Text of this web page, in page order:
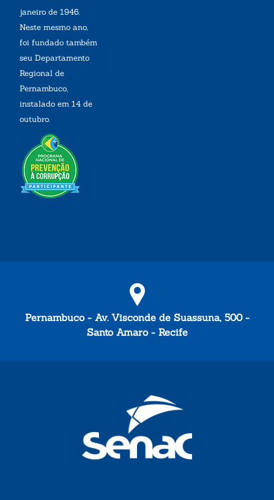
janeiro de 1946.
Neste mesmo ano,
foi fundado também
seu Departamento
Regional de
Pernambuco,
instalado em 14 de
outubro.
Pernambuco - Av. Visconde de Suassuna, 500 -
Santo Amaro - Recife